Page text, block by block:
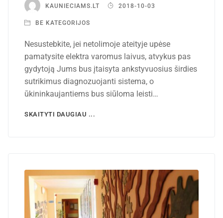
KAUNIECIAMS.LT 2018-10-03
BE KATEGORIJOS
Nesustebkite, jei netolimoje ateityje upėse
pamatysite elektra varomus laivus, atvykus pas
gydytoją Jums bus įtaisyta ankstyvuosius širdies
sutrikimus diagnozuojanti sistema, o
ūkininkaujantiems bus siūloma leisti…
SKAITYTI DAUGIAU ...